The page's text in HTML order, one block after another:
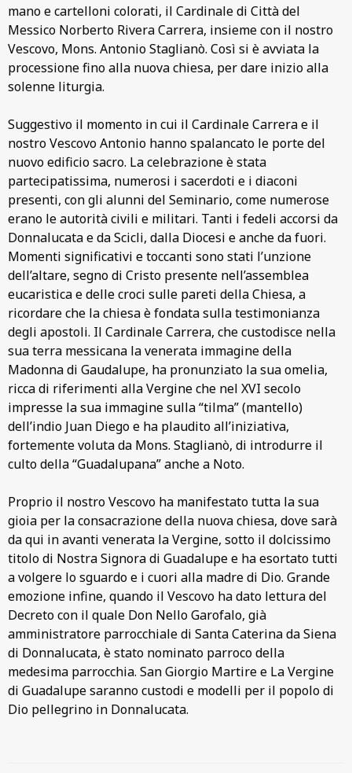
mano e cartelloni colorati, il Cardinale di Città del
Messico Norberto Rivera Carrera, insieme con il nostro
Vescovo, Mons. Antonio Staglianò. Così si è avviata la
processione fino alla nuova chiesa, per dare inizio alla
solenne liturgia.
Suggestivo il momento in cui il Cardinale Carrera e il
nostro Vescovo Antonio hanno spalancato le porte del
nuovo edificio sacro. La celebrazione è stata
partecipatissima, numerosi i sacerdoti e i diaconi
presenti, con gli alunni del Seminario, come numerose
erano le autorità civili e militari. Tanti i fedeli accorsi da
Donnalucata e da Scicli, dalla Diocesi e anche da fuori.
Momenti significativi e toccanti sono stati l’unzione
dell’altare, segno di Cristo presente nell’assemblea
eucaristica e delle croci sulle pareti della Chiesa, a
ricordare che la chiesa è fondata sulla testimonianza
degli apostoli. Il Cardinale Carrera, che custodisce nella
sua terra messicana la venerata immagine della
Madonna di Gaudalupe, ha pronunziato la sua omelia,
ricca di riferimenti alla Vergine che nel XVI secolo
impresse la sua immagine sulla “tilma” (mantello)
dell’indio Juan Diego e ha plaudito all’iniziativa,
fortemente voluta da Mons. Staglianò, di introdurre il
culto della “Guadalupana” anche a Noto.
Proprio il nostro Vescovo ha manifestato tutta la sua
gioia per la consacrazione della nuova chiesa, dove sarà
da qui in avanti venerata la Vergine, sotto il dolcissimo
titolo di Nostra Signora di Guadalupe e ha esortato tutti
a volgere lo sguardo e i cuori alla madre di Dio. Grande
emozione infine, quando il Vescovo ha dato lettura del
Decreto con il quale Don Nello Garofalo, già
amministratore parrocchiale di Santa Caterina da Siena
di Donnalucata, è stato nominato parroco della
medesima parrocchia. San Giorgio Martire e La Vergine
di Guadalupe saranno custodi e modelli per il popolo di
Dio pellegrino in Donnalucata.